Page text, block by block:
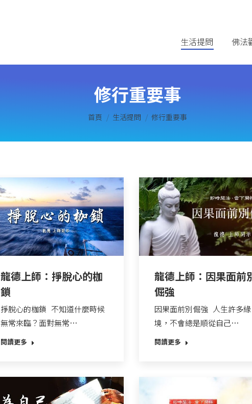
生活提問 佛法
修行重要事
您在這裡：
首頁 生活提問 修行重要事
龍德上師：掙脫心的枷
鎖
掙脫心的枷鎖 不知道什麼時候
無常來臨？面對無常…
閱讀更多
龍德上師：因果面前
倔強
因果面前別倔強 人生許多緣
境，不會總是順從自己…
閱讀更多